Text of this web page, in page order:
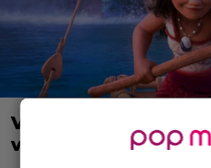
Vaiana 2:n trailerilla
vaaralliselle